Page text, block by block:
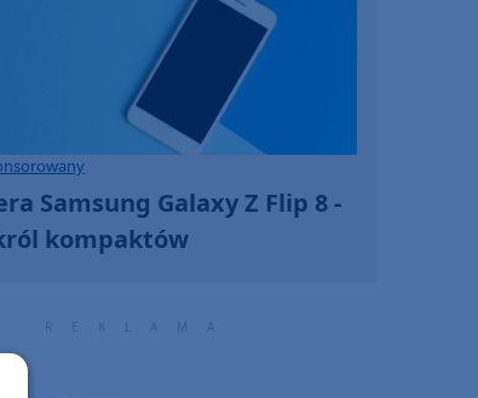
Samsung Galaxy Z Flip 8 -
kompaktów